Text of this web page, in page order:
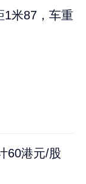
1米87，车重
60港元/股